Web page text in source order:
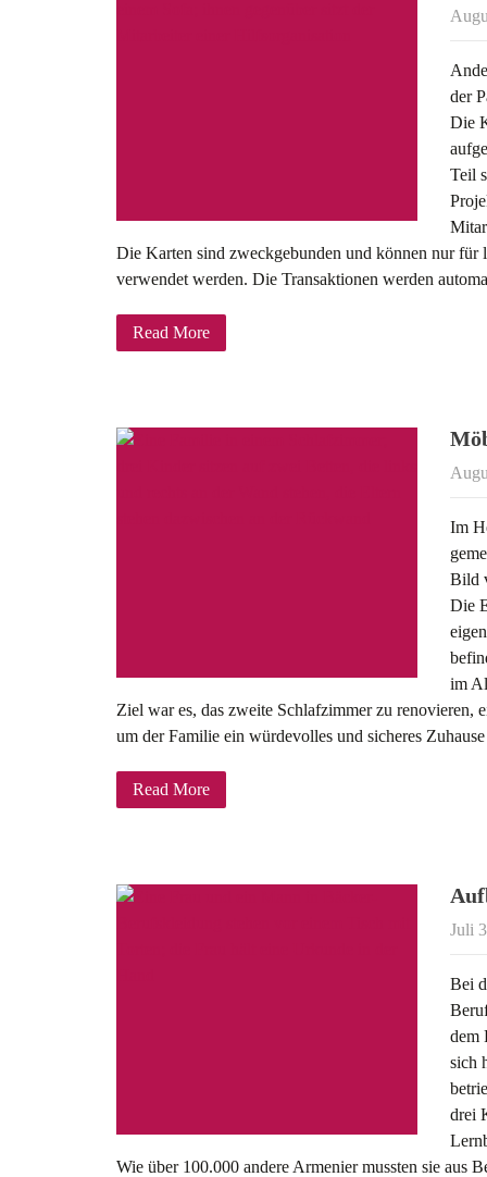
der
Die
Teil
Die Karten sind zweckgebunden und können nur
verwendet werden. Die Transaktionen werden
Read More
Im
Bild
Die
im
Ziel war es, das zweite Schlafzimmer zu renovieren,
um der Familie ein würdevolles und sicheres
Read More
Juli
Bei
dem
sich
drei
Wie über 100.000 andere Armenier mussten sie aus